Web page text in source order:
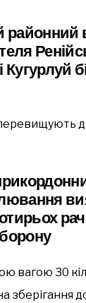
вагою 30
зберігання